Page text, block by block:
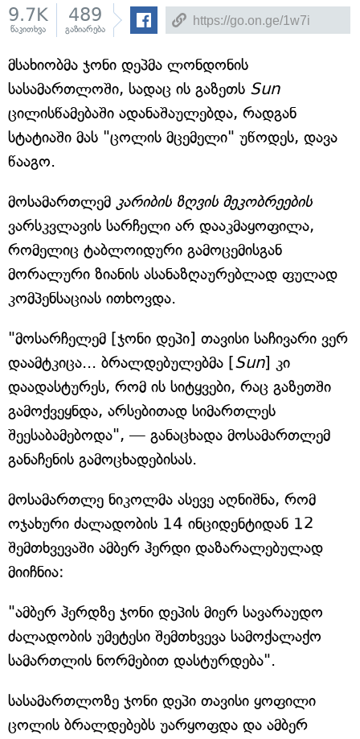
9.7K
წაკითხვა
489
გაზიარება
მსახიობმა ჯონი დეპმა ლონდონის
სასამართლოში, სადაც ის გაზეთს Sun
ცილისწამებაში ადანაშაულებდა, რადგან
სტატიაში მას "ცოლის მცემელი" უწოდეს, დავა
წააგო.
მოსამართლემ კარიბის ზღვის მეკობრეების
ვარსკვლავის სარჩელი არ დააკმაყოფილა,
რომელიც ტაბლოიდური გამოცემისგან
მორალური ზიანის ასანაზღაურებლად ფულად
კომპენსაციას ითხოვდა.
"მოსარჩელემ [ჯონი დეპი] თავისი საჩივარი ვერ
დაამტკიცა... ბრალდებულებმა [Sun] კი
დაადასტურეს, რომ ის სიტყვები, რაც გაზეთში
გამოქვეყნდა, არსებითად სიმართლეს
შეესაბამებოდა", — განაცხადა მოსამართლემ
განაჩენის გამოცხადებისას.
მოსამართლე ნიკოლმა ასევე აღნიშნა, რომ
ოჯახური ძალადობის 14 ინციდენტიდან 12
შემთხვევაში ამბერ ჰერდი დაზარალებულად
მიიჩნია:
"ამბერ ჰერდზე ჯონი დეპის მიერ სავარაუდო
ძალადობის უმეტესი შემთხვევა სამოქალაქო
სამართლის ნორმებით დასტურდება".
სასამართლოზე ჯონი დეპი თავისი ყოფილი
ცოლის ბრალდებებს უარყოფდა და ამბერ